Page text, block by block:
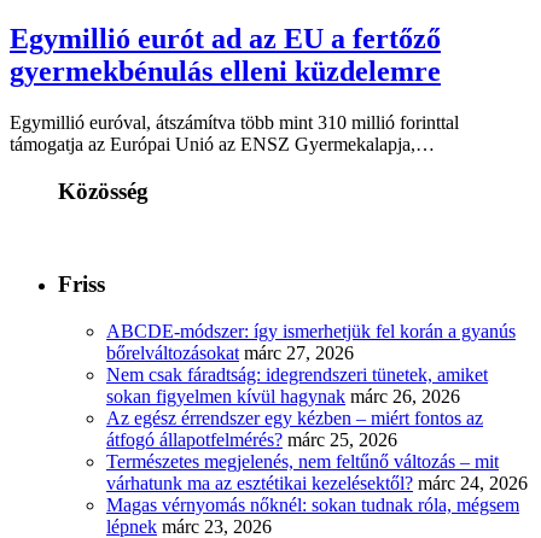
Egymillió eurót ad az EU a fertőző
gyermekbénulás elleni küzdelemre
Egymillió euróval, átszámítva több mint 310 millió forinttal
támogatja az Európai Unió az ENSZ Gyermekalapja,…
Közösség
Friss
ABCDE‑módszer: így ismerhetjük fel korán a gyanús
bőrelváltozásokat márc 27, 2026
Nem csak fáradtság: idegrendszeri tünetek, amiket
sokan figyelmen kívül hagynak márc 26, 2026
Az egész érrendszer egy kézben – miért fontos az
átfogó állapotfelmérés? márc 25, 2026
Természetes megjelenés, nem feltűnő változás – mit
várhatunk ma az esztétikai kezelésektől? márc 24, 2026
Magas vérnyomás nőknél: sokan tudnak róla, mégsem
lépnek márc 23, 2026